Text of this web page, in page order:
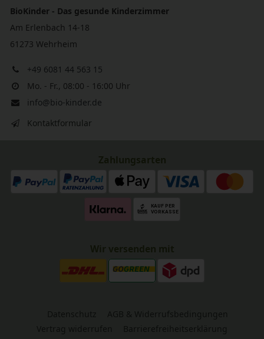
BioKinder - Das gesunde Kinderzimmer
Am Erlenbach 14-18
61273 Wehrheim
+49 6081 44 563 15
Mo. - Fr., 08:00 - 16:00 Uhr
info@bio-kinder.de
Kontaktformular
Zahlungsarten
Wir versenden mit